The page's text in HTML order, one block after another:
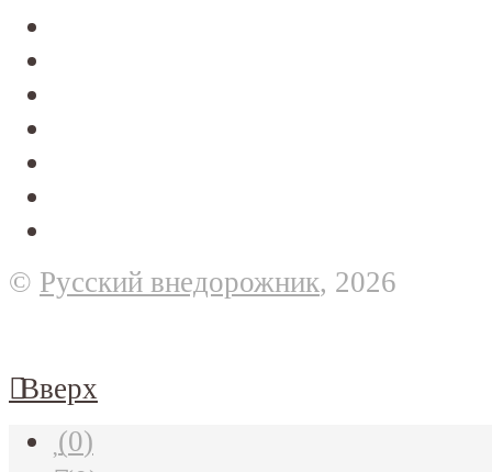
© Русский внедорожник, 2026
Вверх
(0)